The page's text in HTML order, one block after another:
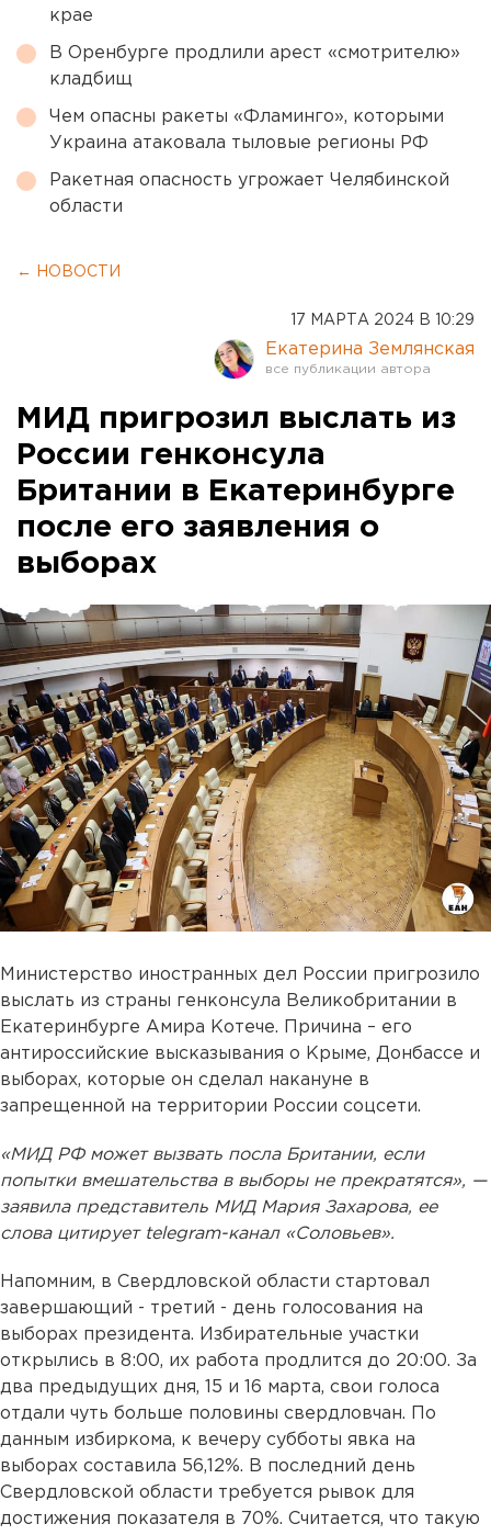
крае
В Оренбурге продлили арест «смотрителю»
кладбищ
Чем опасны ракеты «Фламинго», которыми
Украина атаковала тыловые регионы РФ
Ракетная опасность угрожает Челябинской
области
← НОВОСТИ
17 МАРТА 2024 В 10:29
Екатерина Землянская
МИД пригрозил выслать из
России генконсула
Британии в Екатеринбурге
после его заявления о
выборах
Министерство иностранных дел России пригрозило
выслать из страны генконсула Великобритании в
Екатеринбурге Амира Котече. Причина – его
антироссийские высказывания о Крыме, Донбассе и
выборах, которые он сделал накануне в
запрещенной на территории России соцсети.
«МИД РФ может вызвать посла Британии, если
попытки вмешательства в выборы не прекратятся», —
заявила представитель МИД Мария Захарова, ее
слова цитирует telegram-канал «Соловьев».
Напомним, в Свердловской области стартовал
завершающий - третий - день голосования на
выборах президента. Избирательные участки
открылись в 8:00, их работа продлится до 20:00. За
два предыдущих дня, 15 и 16 марта, свои голоса
отдали чуть больше половины свердловчан. По
данным избиркома, к вечеру субботы явка на
выборах составила 56,12%. В последний день
Свердловской области требуется рывок для
достижения показателя в 70%. Считается, что такую